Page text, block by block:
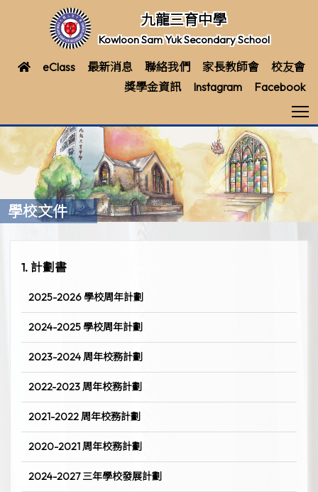
九龍三育中學
Kowloon Sam Yuk Secondary School
eClass 最新消息 聯絡我們 家長教師會
校友會
獎學金資訊
Instagram Facebook
學校文件
1. 計劃書
2025-2026 學校周年計劃
2024-2025 學校周年計劃
2023-2024 周年校務計劃
2022-2023 周年校務計劃
2021-2022 周年校務計劃
2020-2021 周年校務計劃
2024-2027 三年學校發展計劃